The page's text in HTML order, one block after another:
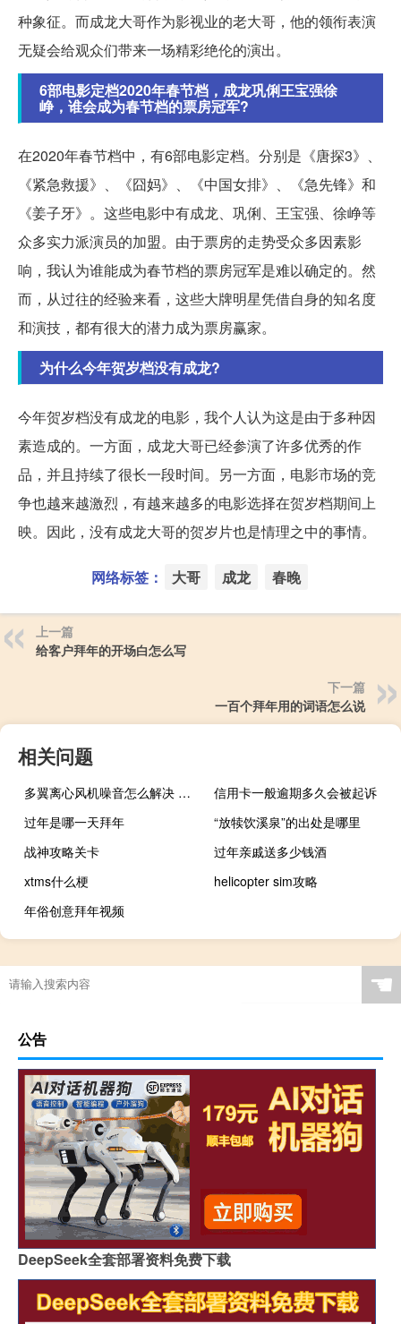
种象征。而成龙大哥作为影视业的老大哥，他的领衔表演
无疑会给观众们带来一场精彩绝伦的演出。
6部电影定档2020年春节档，成龙巩俐王宝强徐
峥，谁会成为春节档的票房冠军?
在2020年春节档中，有6部电影定档。分别是《唐探3》、
《紧急救援》、《囧妈》、《中国女排》、《急先锋》和
《姜子牙》。这些电影中有成龙、巩俐、王宝强、徐峥等
众多实力派演员的加盟。由于票房的走势受众多因素影
响，我认为谁能成为春节档的票房冠军是难以确定的。然
而，从过往的经验来看，这些大牌明星凭借自身的知名度
和演技，都有很大的潜力成为票房赢家。
为什么今年贺岁档没有成龙?
今年贺岁档没有成龙的电影，我个人认为这是由于多种因
素造成的。一方面，成龙大哥已经参演了许多优秀的作
品，并且持续了很长一段时间。另一方面，电影市场的竞
争也越来越激烈，有越来越多的电影选择在贺岁档期间上
映。因此，没有成龙大哥的贺岁片也是情理之中的事情。
网络标签： 大哥 成龙 春晚
上一篇
给客户拜年的开场白怎么写
下一篇
一百个拜年用的词语怎么说
相关问题
多翼离心风机噪音怎么解决 多翼式离心风机生产厂家
信用卡一般逾期多久会被起诉
过年是哪一天拜年
“放犊饮溪泉”的出处是哪里
战神攻略关卡
过年亲戚送多少钱酒
xtms什么梗
helicopter sim攻略
年俗创意拜年视频
☚
公告
DeepSeek全套部署资料免费下载